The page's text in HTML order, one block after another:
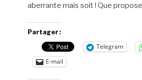
aberrante mais soit ! Que
Partager :
Telegram
E-mail